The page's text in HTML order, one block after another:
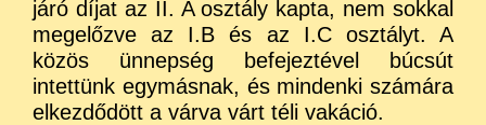
járó díjat az II. A osztály kapta, nem sokkal
megelőzve az I.B és az I.C osztályt. A
közös ünnepség befejeztével búcsút
intettünk egymásnak, és mindenki számára
elkezdődött a várva várt téli vakáció.